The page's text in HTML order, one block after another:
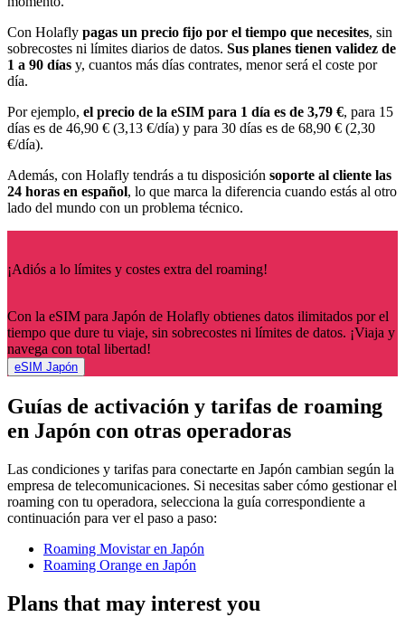
Con Holafly pagas un precio fijo por el tiempo que necesites, sin
sobrecostes ni límites diarios de datos. Sus planes tienen validez de
1 a 90 días y, cuantos más días contrates, menor será el coste por
día.
Por ejemplo, el precio de la eSIM para 1 día es de 3,79 €, para 15
días es de 46,90 € (3,13 €/día) y para 30 días es de 68,90 € (2,30
€/día).
Además, con Holafly tendrás a tu disposición soporte al cliente las
24 horas en español, lo que marca la diferencia cuando estás al otro
lado del mundo con un problema técnico.
¡Adiós a lo límites y costes extra del roaming!
Con la eSIM para Japón de Holafly obtienes datos ilimitados por el
tiempo que dure tu viaje, sin sobrecostes ni límites de datos. ¡Viaja y
navega con total libertad!
eSIM Japón
Guías de activación y tarifas de roaming
en Japón con otras operadoras
Las condiciones y tarifas para conectarte en Japón cambian según la
empresa de telecomunicaciones. Si necesitas saber cómo gestionar el
roaming con tu operadora, selecciona la guía correspondiente a
continuación para ver el paso a paso:
Roaming Movistar en Japón
Roaming Orange en Japón
Plans that may interest you